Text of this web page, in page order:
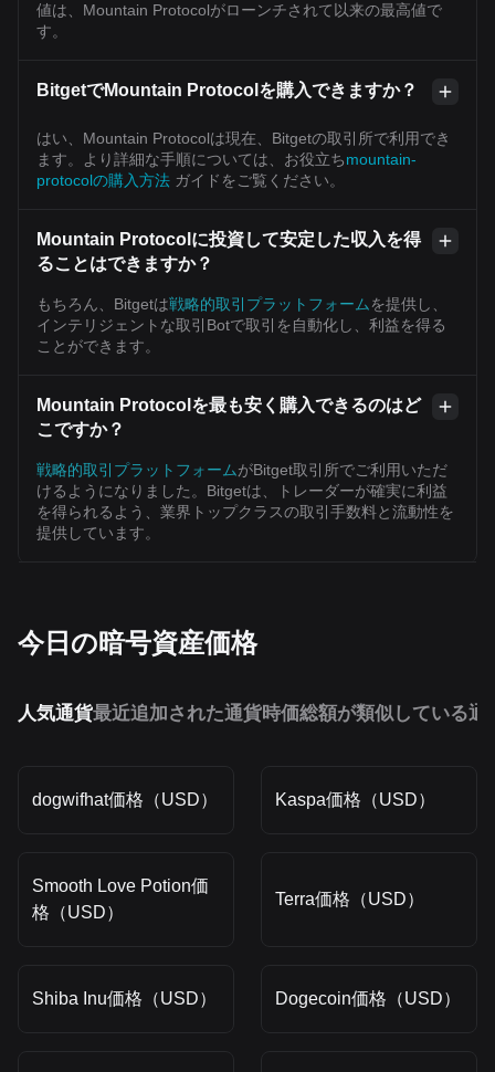
値は、Mountain Protocolがローンチされて以来の最高値で
す。
BitgetでMountain Protocolを購入できますか？
はい、Mountain Protocolは現在、Bitgetの取引所で利用でき
ます。より詳細な手順については、お役立ちmountain-
protocolの購入方法 ガイドをご覧ください。
Mountain Protocolに投資して安定した収入を得
ることはできますか？
もちろん、Bitgetは戦略的取引プラットフォーム を提供し、
インテリジェントな取引Botで取引を自動化し、利益を得る
ことができます。
Mountain Protocolを最も安く購入できるのはど
こですか？
戦略的取引プラットフォームがBitget取引所でご利用いただ
けるようになりました。Bitgetは、トレーダーが確実に利益
を得られるよう、業界トップクラスの取引手数料と流動性を
提供しています。
今日の暗号資産価格
人気通貨最近追加された通貨時価総額が類似している通
dogwifhat価格（USD） Kaspa価格（USD）
Smooth Love Potion価
格（USD）
Terra価格（USD）
Shiba Inu価格（USD） Dogecoin価格（USD）